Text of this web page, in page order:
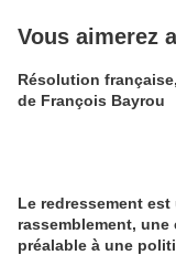
Vous aimerez
Résolution
de François Bayrou
Le redressement
rassemblement,
préalable à une